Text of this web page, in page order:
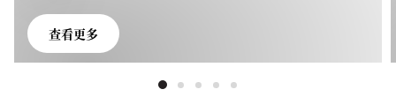
查看更多